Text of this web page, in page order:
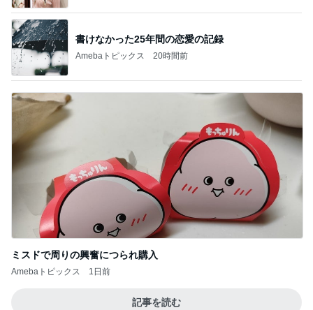
書けなかった25年間の恋愛の記録
Amebaトピックス 20時間前
ミスドで周りの興奮につられ購入
Amebaトピックス 1日前
記事を読む